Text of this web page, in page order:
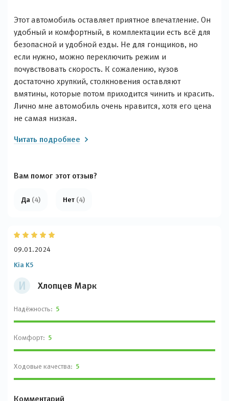
Этот автомобиль оставляет приятное впечатление. Он
удобный и комфортный, в комплектации есть всё для
безопасной и удобной езды. Не для гонщиков, но
если нужно, можно переключить режим и
почувствовать скорость. К сожалению, кузов
достаточно хрупкий, столкновения оставляют
вмятины, которые потом приходится чинить и красить.
Лично мне автомобиль очень нравится, хотя его цена
не самая низкая.
Читать подробнее
Вам помог этот отзыв?
Да (4) Нет (4)
И Хлопцев Марк
Kia K5
09.01.2024
Надёжность: 5
Комфорт: 5
Ходовые качества: 5
Комментарий